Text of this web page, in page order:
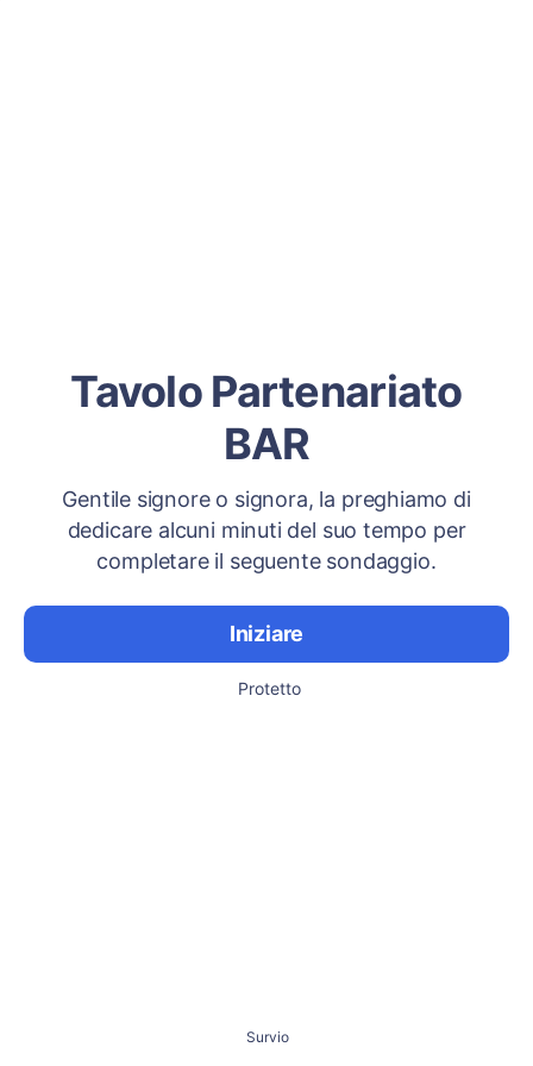
Tavolo Partenariato
BAR
Gentile signore o signora, la preghiamo di
dedicare alcuni minuti del suo tempo per
completare il seguente sondaggio.
Iniziare
Protetto
Survio